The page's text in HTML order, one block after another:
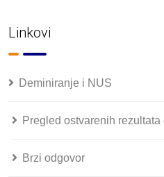
Linkovi
Deminiranje i NUS
Pregled ostvarenih
Brzi odgovor